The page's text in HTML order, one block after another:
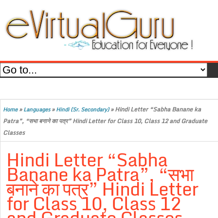
Home»Languages»Hindi (Sr. Secondary)»Hindi Letter “Sabha Banane ka
Patra”, “सभा बनाने का पत्र” Hindi Letter for Class 10, Class 12 and Graduate
Classes
Hindi Letter “Sabha
Banane ka Patra”, “सभा
बनाने का पत्र” Hindi Letter
for Class 10, Class 12